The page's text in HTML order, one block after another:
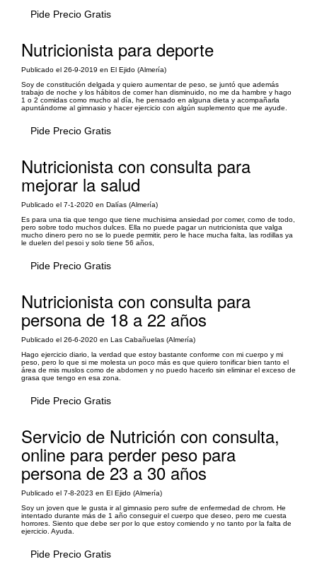
Pide Precio Gratis
Nutricionista para deporte
Publicado el 26-9-2019 en El Ejido (Almería)
Soy de constitución delgada y quiero aumentar de peso, se juntó que además
trabajo de noche y los hábitos de comer han disminuido, no me da hambre y hago
1 o 2 comidas como mucho al día, he pensado en alguna dieta y acompañarla
apuntándome al gimnasio y hacer ejercicio con algún suplemento que me ayude.
Pide Precio Gratis
Nutricionista con consulta para
mejorar la salud
Publicado el 7-1-2020 en Dalías (Almería)
Es para una tia que tengo que tiene muchisima ansiedad por comer, como de todo,
pero sobre todo muchos dulces. Ella no puede pagar un nutricionista que valga
mucho dinero pero no se lo puede permitir, pero le hace mucha falta, las rodillas ya
le duelen del pesoi y solo tiene 56 años,
Pide Precio Gratis
Nutricionista con consulta para
persona de 18 a 22 años
Publicado el 26-6-2020 en Las Cabañuelas (Almería)
Hago ejercicio diario, la verdad que estoy bastante conforme con mi cuerpo y mi
peso, pero lo que si me molesta un poco más es que quiero tonificar bien tanto el
área de mis muslos como de abdomen y no puedo hacerlo sin eliminar el exceso de
grasa que tengo en esa zona.
Pide Precio Gratis
Servicio de Nutrición con consulta,
online para perder peso para
persona de 23 a 30 años
Publicado el 7-8-2023 en El Ejido (Almería)
Soy un joven que le gusta ir al gimnasio pero sufre de enfermedad de chrom. He
intentado durante más de 1 año conseguir el cuerpo que deseo, pero me cuesta
horrores. Siento que debe ser por lo que estoy comiendo y no tanto por la falta de
ejercicio. Ayuda.
Pide Precio Gratis